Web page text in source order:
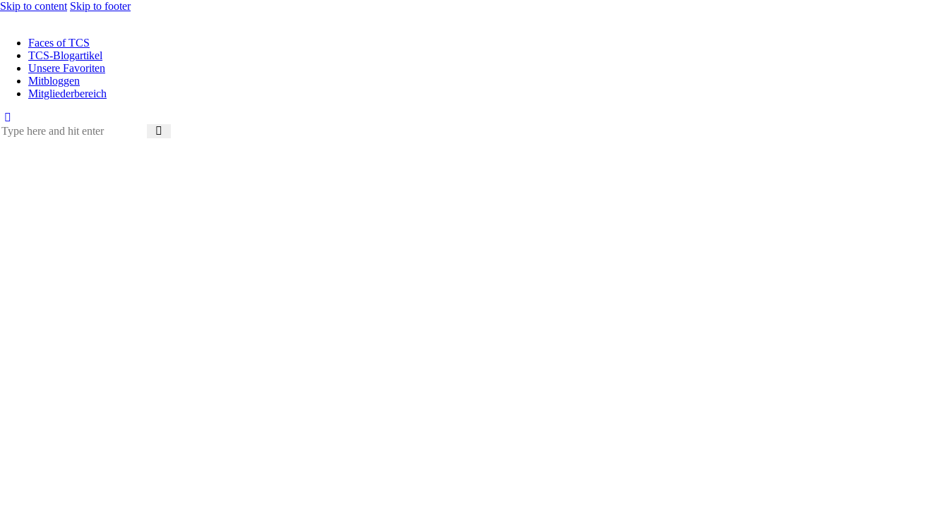
Skip to content Skip to footer
Faces of TCS
TCS-Blogartikel
Unsere Favoriten
Mitbloggen
Mitgliederbereich